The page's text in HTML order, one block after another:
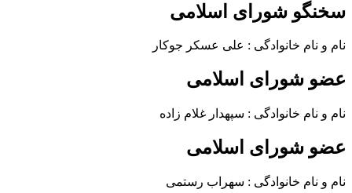
سخنگو شورای اسلامی
نام و نام خانوادگی : علی عسکر جوکار
عضو شورای اسلامی
نام و نام خانوادگی : سپهدار غلام زاده
عضو شورای اسلامی
نام و نام خانوادگی : سهراب رستمی